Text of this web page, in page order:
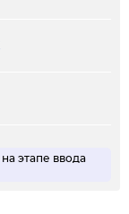
этапе ввода